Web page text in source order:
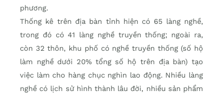
phương.
Thống kê trên địa bàn tỉnh hiện có 65 làng nghề,
trong đó có 41 làng nghề truyền thống; ngoài ra,
còn 32 thôn, khu phố có nghề truyền thống (số hộ
làm nghề dưới 20% tổng số hộ trên địa bàn) tạo
việc làm cho hàng chục nghìn lao động. Nhiều làng
nghề có lịch sử hình thành lâu đời, nhiều sản phẩm